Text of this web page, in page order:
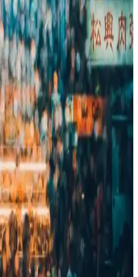
ve Povit Ipli Düdük
Sizin İçin Uygun
Düdüğü ile Povit Ipli
ve kullanım alanları detaylı
aracını seçmenize yardımcı
Stanley bardak ve
çözüm
silikon pipet tıpası, Stanley
ve sızdırmaz özellikleriyle
dikkat çeker.
Uygun Fiyatlı
taşınabilir ve çeşitli
sağlar. USB ve kablosuz
sunar.
Litus Katlanır